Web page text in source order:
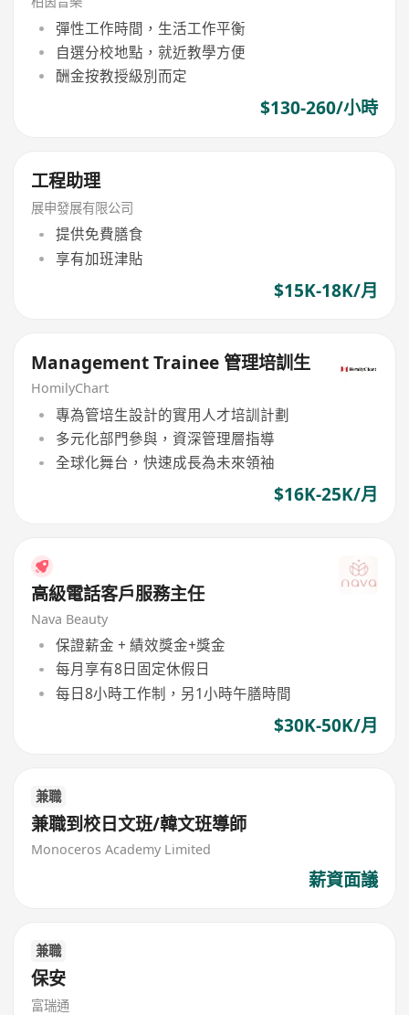
彈性工作時間，生活工作平衡
自選分校地點，就近教學方便
酬金按教授級別而定
$130-260/小時
工程助理
展申發展有限公司
提供免費膳食
享有加班津貼
$15K-18K/月
Management Trainee 管理培訓生
HomilyChart
專為管培生設計的實用人才培訓計劃
多元化部門參與，資深管理層指導
全球化舞台，快速成長為未來領袖
$16K-25K/月
高級電話客戶服務主任
Nava Beauty
保證薪金 + 績效獎金+獎金
每月享有8日固定休假日
每日8小時工作制，另1小時午膳時間
$30K-50K/月
兼職
兼職到校日文班/韓文班導師
Monoceros Academy Limited
薪資面議
兼職
保安
富瑞通